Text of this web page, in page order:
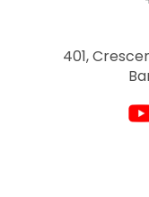
401,